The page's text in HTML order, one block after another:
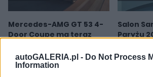
autoGALERIA.pl - Do Not Process
Information
Mercedes-AMG GT 53 4-
Door Coupe ma teraz
maską", choć nie ma tam
żadnego silnika
Salon
Paryżu
już w